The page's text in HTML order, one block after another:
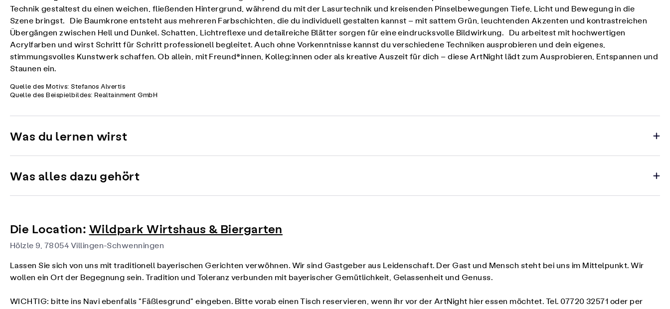
Technik gestaltest du einen weichen, fließenden Hintergrund, während du mit der Lasurtechnik und kreisenden Pinselbewegungen Tiefe, Licht und Bewegung in die
Szene bringst. Die Baumkrone entsteht aus mehreren Farbschichten, die du individuell gestalten kannst – mit sattem Grün, leuchtenden Akzenten und kontrastreichen
Übergängen zwischen Hell und Dunkel. Schatten, Lichtreflexe und detailreiche Blätter sorgen für eine eindrucksvolle Bildwirkung. Du arbeitest mit hochwertigen
Acrylfarben und wirst Schritt für Schritt professionell begleitet. Auch ohne Vorkenntnisse kannst du verschiedene Techniken ausprobieren und dein eigenes,
stimmungsvolles Kunstwerk schaffen. Ob allein, mit Freund*innen, Kolleg:innen oder als kreative Auszeit für dich – diese ArtNight lädt zum Ausprobieren, Entspannen und
Staunen ein.
Quelle des Motivs: Stefanos Alvertis
Quelle des Beispielbildes: Realtainment GmbH
Was du lernen wirst
Was alles dazu gehört
Die Location: Wildpark Wirtshaus & Biergarten
Hölzle 9, 78054 Villingen-Schwenningen
Lassen Sie sich von uns mit traditionell bayerischen Gerichten verwöhnen. Wir sind Gastgeber aus Leidenschaft. Der Gast und Mensch steht bei uns im Mittelpunkt. Wir
wollen ein Ort der Begegnung sein. Tradition und Toleranz verbunden mit bayerischer Gemütlichkeit, Gelassenheit und Genuss.
WICHTIG: bitte ins Navi ebenfalls "Fäßlesgrund" eingeben. Bitte vorab einen Tisch reservieren, wenn ihr vor der ArtNight hier essen möchtet. Tel. 07720 32571 oder per